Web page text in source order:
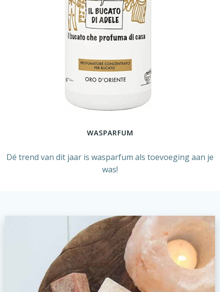
WASPARFUM
Dé trend van dit jaar is wasparfum als toevoeging aan je
was!